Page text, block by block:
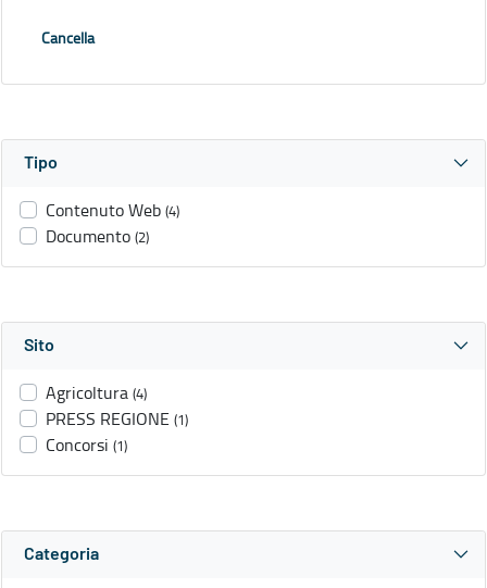
Cancella
Tipo
Contenuto Web (4)
Documento (2)
Sito
Agricoltura (4)
PRESS REGIONE (1)
Concorsi (1)
Categoria